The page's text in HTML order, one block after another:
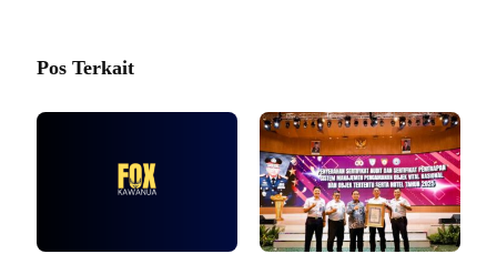
Pos Terkait